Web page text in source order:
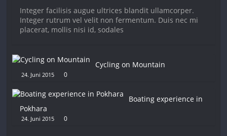
Integer facilisis augue ultrices blandit ullamcorper.
Integer rutrum vel velit non fermentum. Duis nec mi
placerat, mollis nisi id, sodales
Cycling on Mountain
24. Juni 2015 0
Boating experience in
Pokhara
24. Juni 2015 0